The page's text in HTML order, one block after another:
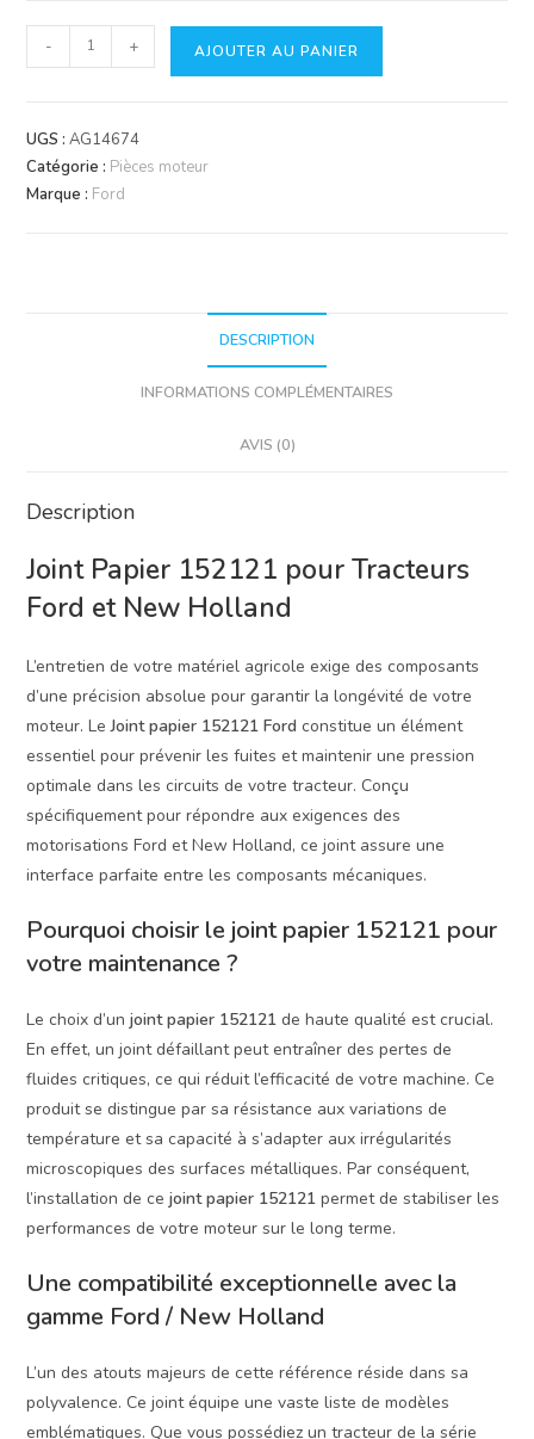
quantité
de
Papier
152121
pour
- + AJOUTER AU PANIER
UGS :AG14674
Catégorie : Pièces moteur
Marque : Ford
DESCRIPTION
INFORMATIONS COMPLÉMENTAIRES
AVIS (0)
Description
Joint Papier 152121 pour Tracteurs
Ford et New Holland
L’entretien de votre matériel agricole exige des composants
d’une précision absolue pour garantir la longévité de votre
moteur. LeJoint papier 152121 Ford constitue un élément
essentiel pour prévenir les fuites et maintenir une pression
optimale dans les circuits de votre tracteur. Conçu
spécifiquement pour répondre aux exigences des
motorisations Ford et New Holland, ce joint assure une
interface parfaite entre les composants mécaniques.
Pourquoi choisir le joint papier 152121 pour
votre maintenance ?
Le choix d’unjoint papier 152121 de haute qualité est crucial.
En effet, un joint défaillant peut entraîner des pertes de
fluides critiques, ce qui réduit l’efficacité de votre machine. Ce
produit se distingue par sa résistance aux variations de
température et sa capacité à s’adapter aux irrégularités
microscopiques des surfaces métalliques. Par conséquent,
l’installation de cejoint papier 152121 permet de stabiliser les
performances de votre moteur sur le long terme.
Une compatibilité exceptionnelle avec la
gamme Ford / New Holland
L’un des atouts majeurs de cette référence réside dans sa
polyvalence. Ce joint équipe une vaste liste de modèles
emblématiques. Que vous possédiez un tracteur de la série